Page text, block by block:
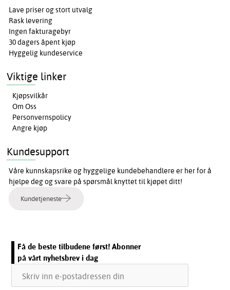
Lave priser og stort utvalg
Rask levering
Ingen fakturagebyr
30 dagers åpent kjøp
Hyggelig kundeservice
Viktige linker
Kjøpsvilkår
Om Oss
Personvernspolicy
Angre kjøp
Kundesupport
Våre kunnskapsrike og hyggelige kundebehandlere er her for å
hjelpe deg og svare på spørsmål knyttet til kjøpet ditt!
Kundetjeneste
Få de beste tilbudene først! Abonner
på vårt nyhetsbrev i dag